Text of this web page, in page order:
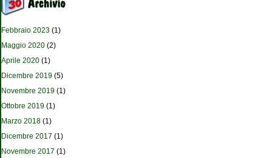
Febbraio 2023 (1)
Maggio 2020 (2)
Aprile 2020 (1)
Dicembre 2019 (5)
Novembre 2019 (1)
Ottobre 2019 (1)
Marzo 2018 (1)
Dicembre 2017 (1)
Novembre 2017 (1)